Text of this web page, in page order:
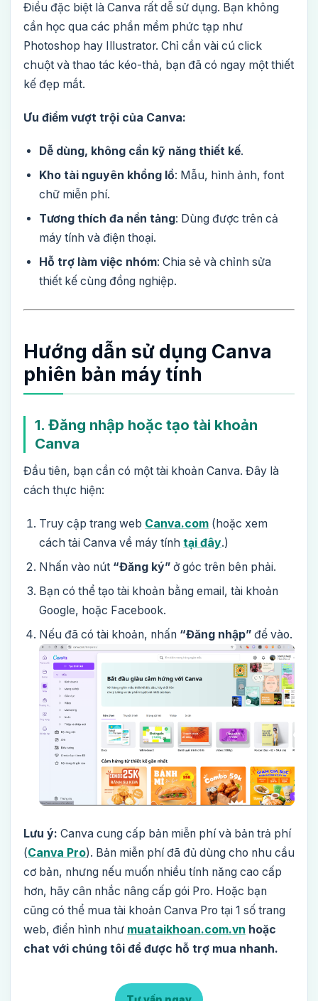
Điều đặc biệt là Canva rất dễ sử dụng. Bạn không
cần học qua các phần mềm phức tạp như
Photoshop hay Illustrator. Chỉ cần vài cú click
chuột và thao tác kéo-thả, bạn đã có ngay một thiết
kế đẹp mắt.
Ưu điểm vượt trội của Canva:
Dễ dùng, không cần kỹ năng thiết kế.
Kho tài nguyên khổng lồ: Mẫu, hình ảnh, font
chữ miễn phí.
Tương thích đa nền tảng: Dùng được trên cả
máy tính và điện thoại.
Hỗ trợ làm việc nhóm: Chia sẻ và chỉnh sửa
thiết kế cùng đồng nghiệp.
Hướng dẫn sử dụng Canva
phiên bản máy tính
1. Đăng nhập hoặc tạo tài khoản
Canva
Đầu tiên, bạn cần có một tài khoản Canva. Đây là
cách thực hiện:
Truy cập trang web Canva.com (hoặc xem
cách tải Canva về máy tính tại đây.)
Nhấn vào nút “Đăng ký” ở góc trên bên phải.
Bạn có thể tạo tài khoản bằng email, tài khoản
Google, hoặc Facebook.
Nếu đã có tài khoản, nhấn “Đăng nhập” để vào.
Lưu ý: Canva cung cấp bản miễn phí và bản trả phí
(Canva Pro). Bản miễn phí đã đủ dùng cho nhu cầu
cơ bản, nhưng nếu muốn nhiều tính năng cao cấp
hơn, hãy cân nhắc nâng cấp gói Pro. Hoặc bạn
cũng có thể mua tài khoản Canva Pro tại 1 số trang
web, điển hình như muataikhoan.com.vn hoặc
chat với chúng tôi để được hỗ trợ mua nhanh.